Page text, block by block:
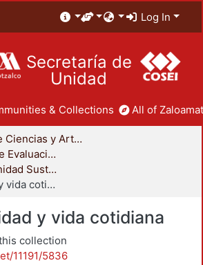
Log In
Secretaría de
Unidad
& Collections All of
División de Ciencias y Artes para el Diseño
Departamento de Evaluación del Diseño en el Tiempo
Grupo de Comunidad Sustentable
Sustentabilidad y vida cotidiana
y vida cotidiana
collection
11191/5836